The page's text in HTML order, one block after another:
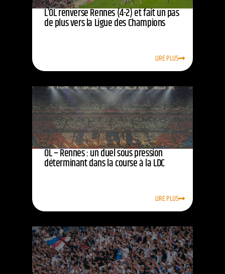
L’OL renverse Rennes (4-2) et fait un pas
de plus vers la Ligue des Champions
LIRE PLUS
OL – Rennes : un duel sous pression
déterminant dans la course à la LDC
LIRE PLUS